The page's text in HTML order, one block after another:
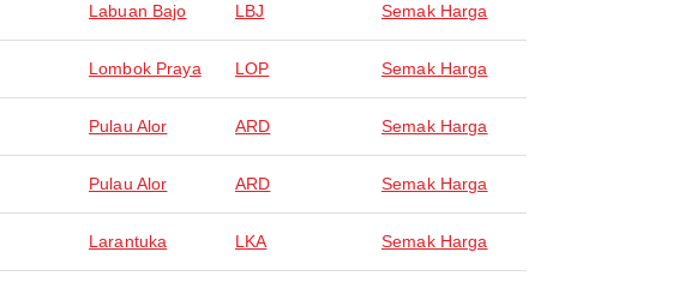
Labuan Bajo LBJ Semak Harga
Lombok Praya LOP Semak Harga
Pulau Alor ARD Semak Harga
Pulau Alor ARD Semak Harga
Larantuka LKA Semak Harga